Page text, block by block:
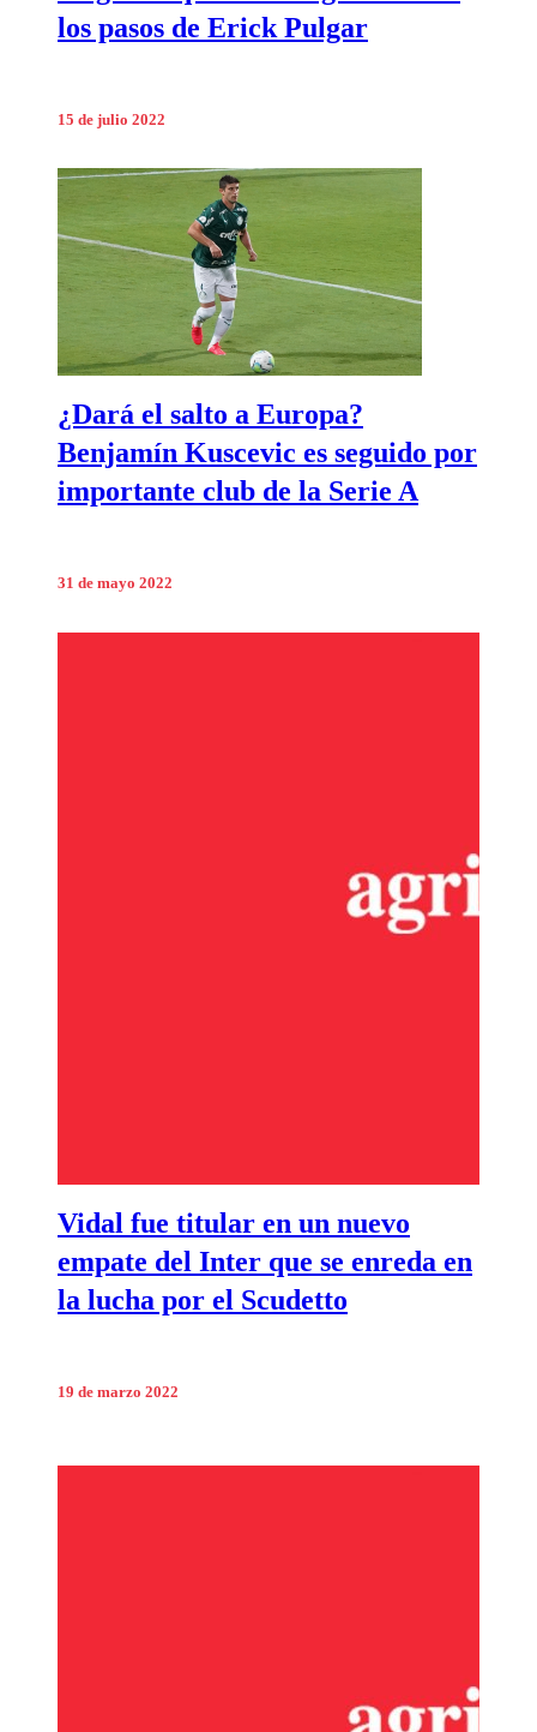
los pasos de Erick Pulgar
15 de julio 2022
¿Dará el salto a Europa?
Benjamín Kuscevic es seguido por
importante club de la Serie A
31 de mayo 2022
Vidal fue titular en un nuevo
empate del Inter que se enreda en
la lucha por el Scudetto
19 de marzo 2022